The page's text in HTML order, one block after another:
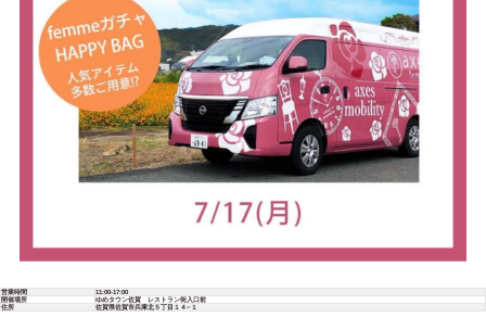
営業時間
11:00-17:00
開催場所
ゆめタウン佐賀 レストラン街入口前
住所
佐賀県佐賀市兵庫北５丁目１４−１